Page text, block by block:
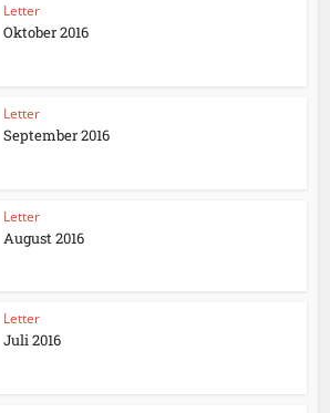
Letter
Oktober 2016
Letter
September 2016
Letter
August 2016
Letter
Juli 2016